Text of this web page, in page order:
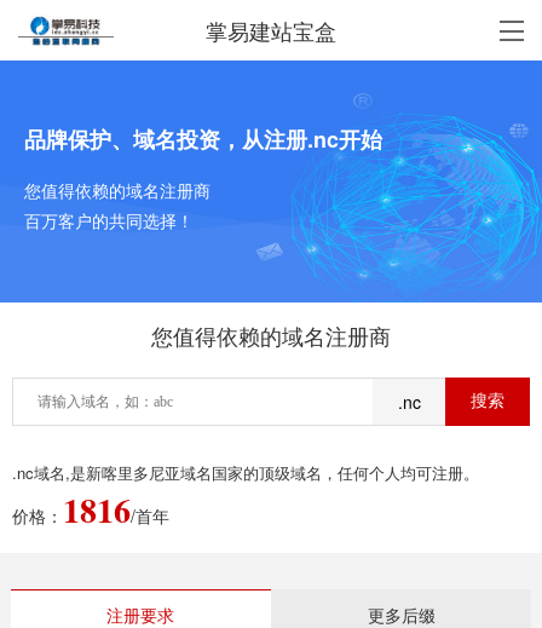
掌易建站宝盒
品牌保护、域名投资，从注册.nc开始
您值得依赖的域名注册商
百万客户的共同选择！
您值得依赖的域名注册商
.nc
.nc域名,是新喀里多尼亚域名国家的顶级域名，任何个人均可注册。
价格： 1816/首年
注册要求 更多后缀